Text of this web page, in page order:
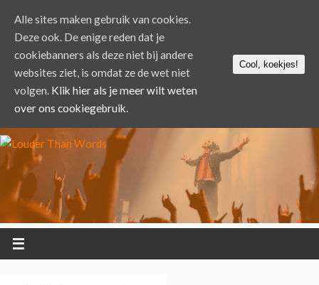
Alle sites maken gebruik van cookies.
Deze ook. De enige reden dat je
cookiebanners als deze niet bij andere
websites ziet, is omdat ze de wet niet
volgen. Klik hier als je meer wilt weten
over ons cookiegebruik.
Cool, koekjes!